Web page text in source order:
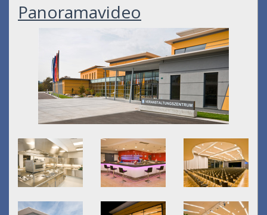
Panoramavideo